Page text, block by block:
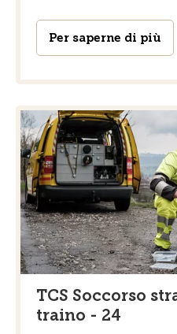
Per saperne di più
TCS Soccorso
traino - 24